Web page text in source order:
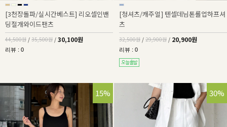
[3천장돌파/실시간베스트] 리오셀인밴
딩절개와이드팬츠
44,500원 / 35,500원 / 30,100원
리뷰 : 0
[청셔츠/캐주얼] 텐셀데님톤롤업하프셔
츠
32,500원 / 29,900원 / 20,900원
리뷰 : 0
15% 30%